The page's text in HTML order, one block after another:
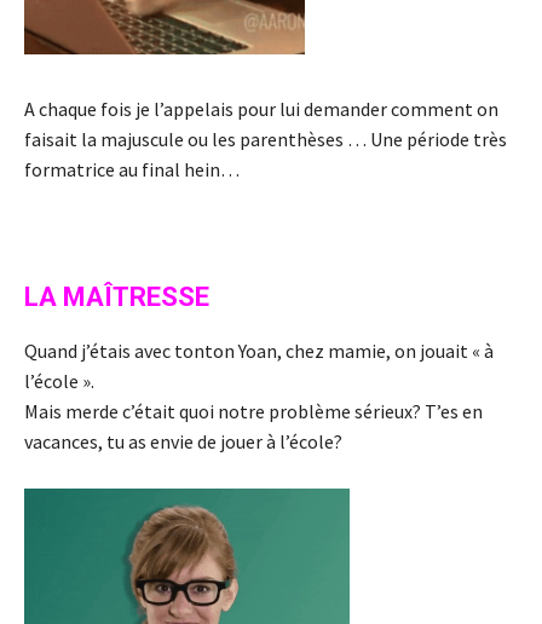
A chaque fois je l’appelais pour lui demander comment on
faisait la majuscule ou les parenthèses … Une période très
formatrice au final hein…
LA MAÎTRESSE
Quand j’étais avec tonton Yoan, chez mamie, on jouait « à
l’école ».
Mais merde c’était quoi notre problème sérieux? T’es en
vacances, tu as envie de jouer à l’école?